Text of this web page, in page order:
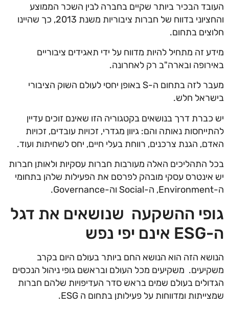
העובד הבכיר ביותר שקיים בחברה לבין השכר הממוצע
והחציוני בדווח של חברות ציבוריות משנת 2013, כך שהיינו
חלוצים בתחום.
מידע זה מתחיל להיות מדווח על ידי תאגידים ציבוריים
באירופה ובארה"ב רק לאחרונה.
מעבר לזה בתחום ה-S באופן יחסי לעולם השוק הציבורי
בישראל חלש.
יש כברת דרך בנושאים בקטגוריה הזו שאינם זוכים עדיין
להתייחסות נאותה והם: גיוון מגדרי, זכויות עובדים, זכויות
האדם, הגנת צרכנים, רווחת בעלי חיים, יחס לשחיתות ועוד.
בכל התהליכים האלה מעורבות חברות עסקיות ולאותן חברות
יש אינטרס עסקי מובהק לפרסם את הפעילות שלהן בתחומי
ה-Environment, ה-Social וה-Governance.
גופי ההשקעה שנושאים את דגל
ה-ESG אינם יפי נפש
הנושא הזה הוא הנושא החם ביותר בעולם היום בקרב
משקיעים. משקיעים מכל העולם ובראשם גופי ניהול הנכסים
הגדולים בעולם שמים בראש סדר העדיפויות שלהם חברות
שמצייתות ומדווחות על פעילותן בתחום ה ESG.